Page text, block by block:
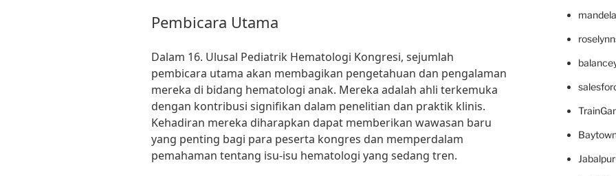
Pembicara Utama
Dalam 16. Ulusal Pediatrik Hematologi Kongresi, sejumlah
pembicara utama akan membagikan pengetahuan dan pengalaman
mereka di bidang hematologi anak. Mereka adalah ahli terkemuka
dengan kontribusi signifikan dalam penelitian dan praktik klinis.
Kehadiran mereka diharapkan dapat memberikan wawasan baru
yang penting bagi para peserta kongres dan memperdalam
pemahaman tentang isu-isu hematologi yang sedang tren.